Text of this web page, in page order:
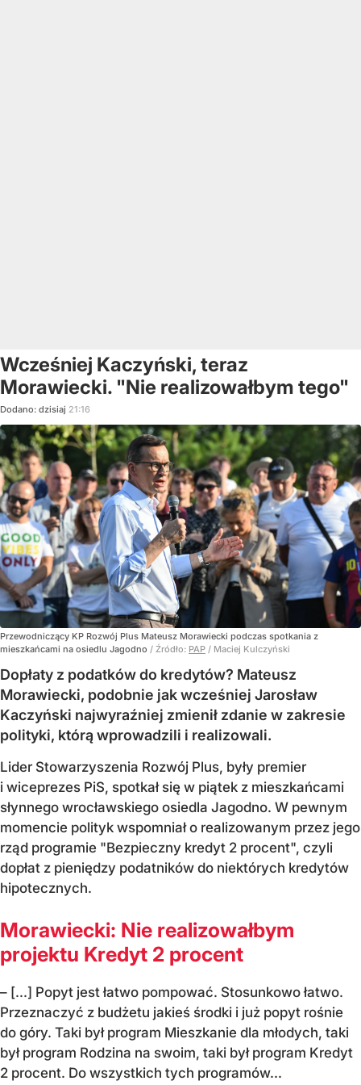
Wcześniej Kaczyński, teraz
Morawiecki. "Nie realizowałbym tego"
Dodano: dzisiaj 21:16
Przewodniczący KP Rozwój Plus Mateusz Morawiecki podczas spotkania z
mieszkańcami na osiedlu Jagodno / Źródło: PAP / Maciej Kulczyński
Dopłaty z podatków do kredytów? Mateusz
Morawiecki, podobnie jak wcześniej Jarosław
Kaczyński najwyraźniej zmienił zdanie w zakresie
polityki, którą wprowadzili i realizowali.
Lider Stowarzyszenia Rozwój Plus, były premier
i wiceprezes PiS, spotkał się w piątek z mieszkańcami
słynnego wrocławskiego osiedla Jagodno. W pewnym
momencie polityk wspomniał o realizowanym przez jego
rząd programie "Bezpieczny kredyt 2 procent", czyli
dopłat z pieniędzy podatników do niektórych kredytów
hipotecznych.
Morawiecki: Nie realizowałbym
projektu Kredyt 2 procent
– [...] Popyt jest łatwo pompować. Stosunkowo łatwo.
Przeznaczyć z budżetu jakieś środki i już popyt rośnie
do góry. Taki był program Mieszkanie dla młodych, taki
był program Rodzina na swoim, taki był program Kredyt
2 procent. Do wszystkich tych programów...